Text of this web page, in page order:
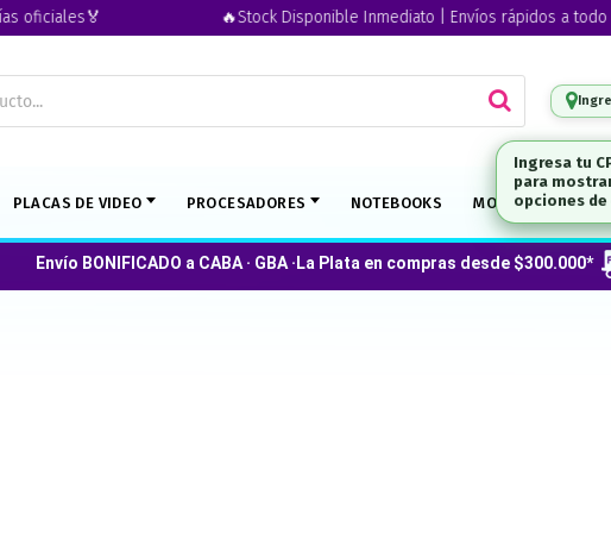
🔥Stock Disponible Inmediato | Envíos rápidos a todo el
PLACAS DE VIDEO PROCESADORES NOTEBOOKS MONITORES
Envío BONIFICADO a CABA · GBA ·La Plata en compras desde $300.000*